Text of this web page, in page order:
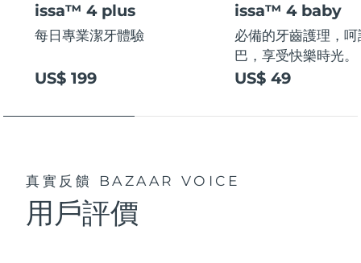
issa™ 4 plus
每日專業潔牙體驗
US$ 199
issa™ 4 baby
必備的牙齒護理，
巴，享受快樂時光。
US$ 49
真實反饋 BAZAAR VOICE
用戶評價